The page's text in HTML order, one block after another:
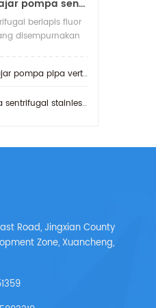
ihf-d teflon berjajar pompa sentrifugal koneksi langsung
berlapis fluor
disempurnakan
pompa pipa vertikal
stainless steel
Road, Jingxian County
Zone, Xuancheng,